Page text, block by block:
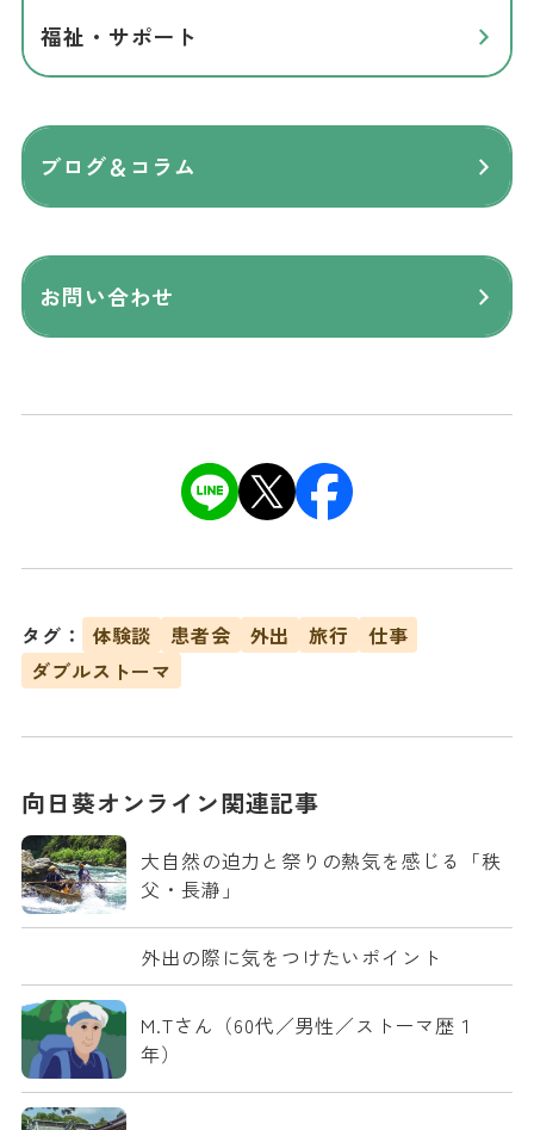
福祉・サポート
ブログ＆コラム
お問い合わせ
タグ： 体験談 患者会 外出 旅行
仕事
ダブルストーマ
向日葵オンライン関連記事
大自然の迫力と祭りの熱気を感じる「秩
父・長瀞」
外出の際に気をつけたいポイント
M.Tさん（60代／男性／ストーマ歴１
年）